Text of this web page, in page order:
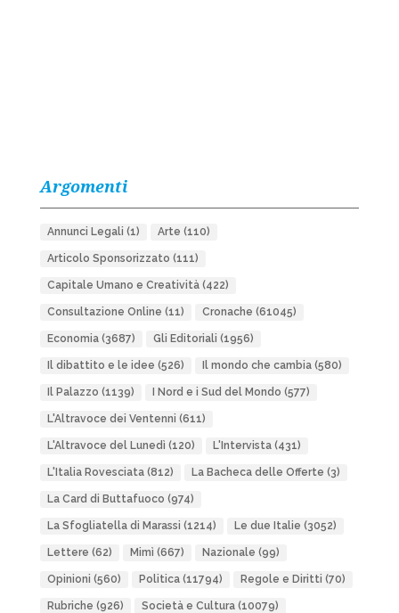
Argomenti
Annunci Legali (1) Arte (110)
Articolo Sponsorizzato (111)
Capitale Umano e Creatività(422)
Consultazione Online (11) Cronache (61045)
Economia(3687) Gli Editoriali (1956)
Il dibattito e le idee (526) Il mondo che cambia(580)
Il Palazzo (1139) I Nord e i Sud del Mondo (577)
L'Altravoce dei Ventenni (611)
L'Altravoce del Lunedì (120) L'Intervista(431)
L'Italia Rovesciata(812) La Bacheca delle Offerte (3)
La Card di Buttafuoco (974)
La Sfogliatella di Marassi (1214) Le due Italie (3052)
Lettere (62) Mimì (667) Nazionale (99)
Opinioni (560) Politica(11794) Regole e Diritti (70)
Rubriche (926) Società e Cultura(10079)